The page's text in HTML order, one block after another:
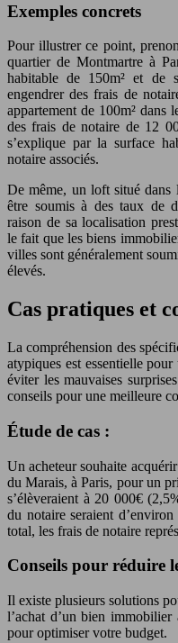
Exemples concrets
Pour illustrer ce point,
quartier de Montmartre à
habitable de 150m² et de
engendrer des frais de
appartement de 100m² dans
des frais de notaire de 12
s’explique par la surface
notaire associés.
De même, un loft situé dans
être soumis à des taux de
raison de sa localisation
le fait que les biens
villes sont généralement
élevés.
Cas pratiques et
La compréhension des
atypiques est essentielle
éviter les mauvaises
conseils pour une meilleure
Étude de cas :
Un acheteur souhaite
du Marais, à Paris, pour un
s’élèveraient à 20 000€
du notaire seraient
total, les frais de notaire
Conseils pour réduire
Il existe plusieurs solutions
l’achat d’un bien
pour optimiser votre budget.